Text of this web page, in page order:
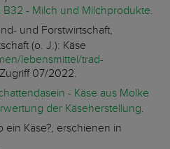
- Milch und Milchprodukte.
und Forstwirtschaft,
(o. J.): Käse
lebensmittel/trad-
07/2022.
- Käse aus Molke
der Käseherstellung.
ein Käse?, erschienen in